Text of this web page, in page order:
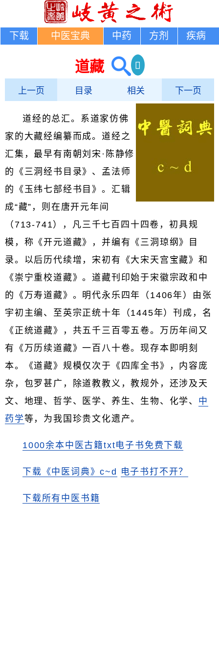
下载 中医宝典 中药 方剂 疾病
道藏
上一页 目录 相关 下一页
道经的总汇。系道家仿佛
家的大藏经编纂而成。道经之
汇集，最早有南朝刘宋·陈静修
的《三洞经书目录》、孟法师
的《玉纬七部经书目》。汇辑
成“藏”，则在唐开元年间
（713-741），凡三千七百四十四卷，初具规
模，称《开元道藏》，并编有《三洞琼纲》目
录。以后历代续增，宋初有《大宋天宫宝藏》和
《崇宁重校道藏》。道藏刊印始于宋徽宗政和中
的《万寿道藏》。明代永乐四年（1406年）由张
宇初主编、至英宗正统十年（1445年）刊成，名
《正统道藏》，共五千三百零五卷。万历年间又
有《万历续道藏》一百八十卷。现存本即明刻
本。《道藏》规模仅次于《四库全书》，内容庞
杂，包罗甚广，除道教教义，教规外，还涉及天
文、地理、哲学、医学、养生、生物、化学、 中
药学等，为我国珍贵文化遗产。
1000余本中医古籍txt电子书免费下载
下载《中医词典》c~d 电子书打不开？
下载所有中医书籍